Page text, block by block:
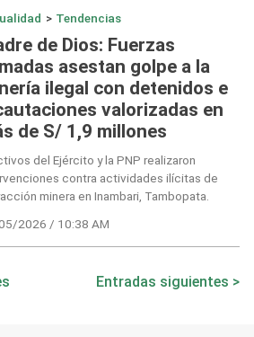
> Tendencias
de Dios: Fuerzas
asestan golpe a la
ilegal con detenidos e
valorizadas en
de S/ 1,9 millones
del Ejército y la PNP realizaron
contra actividades ilícitas de
minera en Inambari, Tambopata.
2026 / 10:38 AM
Entradas siguientes